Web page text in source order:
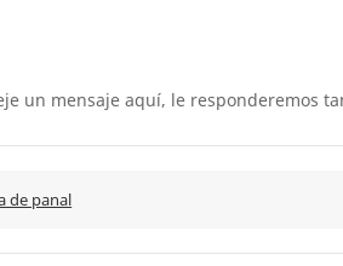
un mensaje aquí, le responderemos
de panal